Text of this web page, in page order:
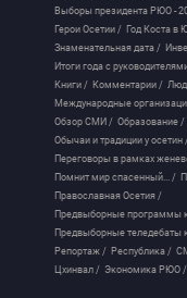
Выборы президента РЮО -
Герои Осетии / Год Коста в
Знаменательная дата /
Итоги года с
Книги / Комментарии /
Международные
Обзор СМИ / Образование /
Обычаи и традиции у осетин
Переговоры в рамках
Помнит мир спасенный... /
Православная Осетия /
Предвыборные программы
Предвыборные теледебаты
Репортаж / Республика /
Цхинвал / Экономика РЮО /